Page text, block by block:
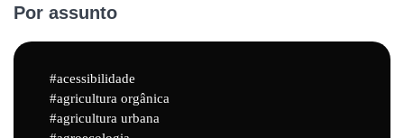
Por assunto
acessibilidade
agricultura orgânica
agricultura urbana